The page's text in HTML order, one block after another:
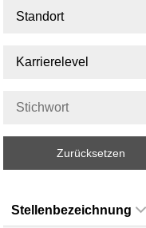
Standort
Karrierelevel
Zurücksetzen
Stellenbezeichnung